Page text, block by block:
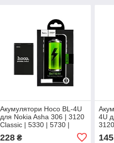
Акумулятори Hoco BL-4U
для Nokia Asha 306 | 3120
Classic | 5330 | 5730 |
228₴
4U
145